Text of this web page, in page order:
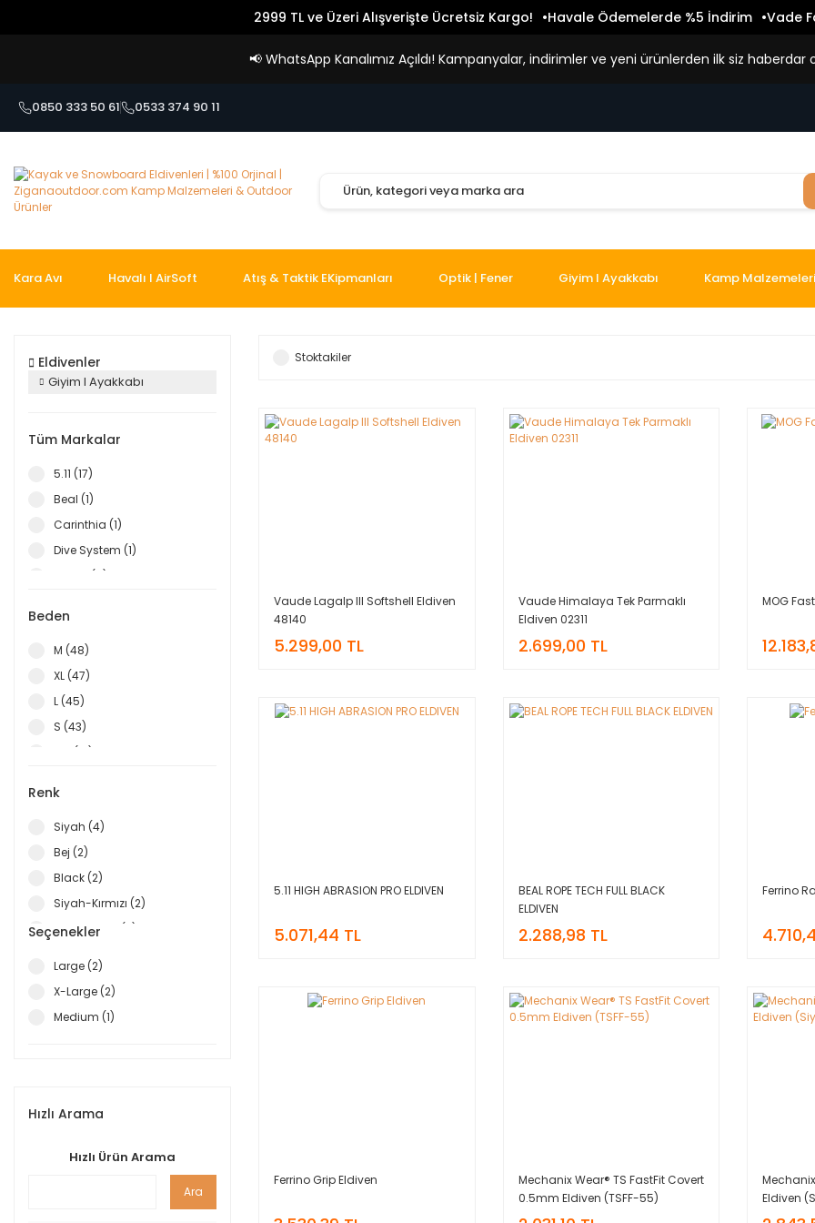
2999 TL ve Üzeri Alışverişte Ücretsiz Kargo! Havale Ödemelerde %5 İndirim Vade
📢 WhatsApp Kanalımız Açıldı! Kampanyalar, indirimler ve yeni ürünlerden ilk siz haberdar
0850 333 50 61 0533 374 90 11
Kara Avı Havalı I AirSoft Atış & Taktik EKipmanları Optik | Fener Giyim I Ayakkabı Kamp Malzemeleri
Eldivenler
Giyim I Ayakkabı
Tüm Markalar
5.11 (17)
Beal (1)
Carinthia (1)
Dive System (1)
Evolite (5)
Ist Diving (2)
Mechanix Wear (4)
MOG (7)
Mountain Equipment (2)
Sonal (2)
Square (2)
Sturm (12)
Swisspo (5)
VAUDE (3)
Beden
M (48)
XL (47)
L (45)
S (43)
XXL (21)
S-M (6)
7 (5)
8 (5)
9 (5)
10 (3)
9,5 (2)
Renk
Siyah (4)
Bej (2)
Black (2)
Siyah-Kırmızı (2)
Siyah-Mavi (2)
Seçenekler
Large (2)
X-Large (2)
Medium (1)
Hızlı Arama
Hızlı Ürün Arama
Ara
Stoktakiler
Vaude Lagalp III Softshell Eldiven
48140
5.299,00 TL
Vaude Himalaya Tek Parmaklı
Eldiven 02311
2.699,00 TL
MOG
5.11 HIGH ABRASION PRO ELDIVEN
5.071,44 TL
BEAL ROPE TECH FULL BLACK
ELDIVEN
2.288,98 TL
Ferrino
Ferrino Grip Eldiven
Mechanix Wear® TS FastFit Covert
0.5mm Eldiven (TSFF-55)
Eldiven